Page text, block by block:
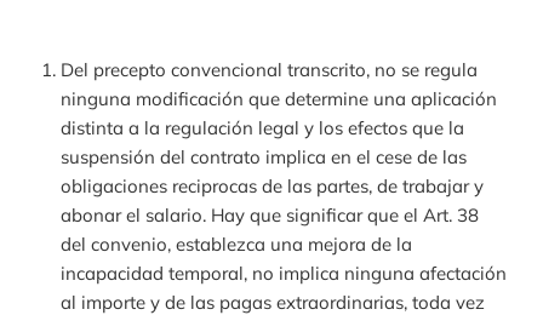
Del precepto convencional transcrito, no se regula
ninguna modificación que determine una aplicación
distinta a la regulación legal y los efectos que la
suspensión del contrato implica en el cese de las
obligaciones reciprocas de las partes, de trabajar y
abonar el salario. Hay que significar que el Art. 38
del convenio, establezca una mejora de la
incapacidad temporal, no implica ninguna afectación
al importe y de las pagas extraordinarias, toda vez